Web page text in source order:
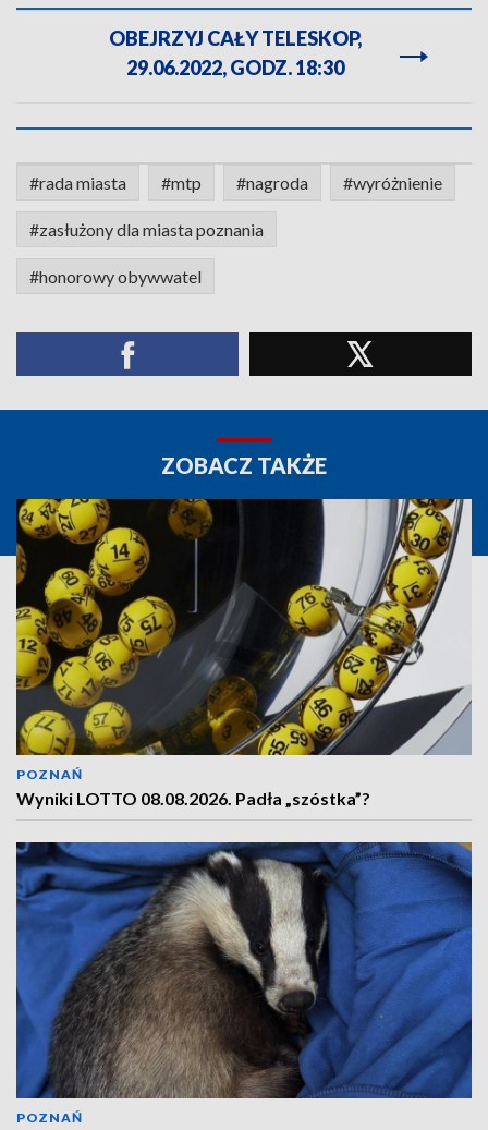
OBEJRZYJ CAŁY TELESKOP,
29.06.2022, GODZ. 18:30
#rada miasta #mtp #nagroda #wyróżnienie
#zasłużony dla miasta poznania
#honorowy obywwatel
ZOBACZ TAKŻE
POZNAŃ
Wyniki LOTTO 08.08.2026. Padła „szóstka”?
POZNAŃ